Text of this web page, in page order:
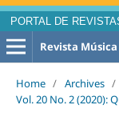
PORTAL DE
Revista Música
Home / Archives /
Vol. 20 No. 2 (2020):